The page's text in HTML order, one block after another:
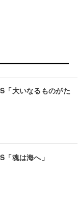
「大いなるものがた
「魂は海へ」